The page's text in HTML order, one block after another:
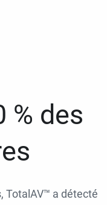
% des
TotalAV™ a détecté